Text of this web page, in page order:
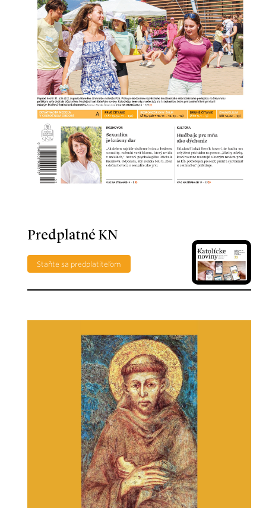
Predplatné KN
Staňte sa predplatiteľom